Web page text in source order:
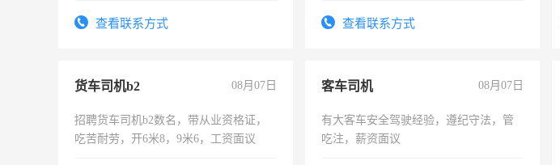
查看联系方式 查看联系方式
货车司机b2 08月07日
招聘货车司机b2数名，带从业资格证，
吃苦耐劳，开6米8，9米6，工资面议
客车司机 08月07日
有大客车安全驾驶经验，遵纪守法，管
吃注，薪资面议